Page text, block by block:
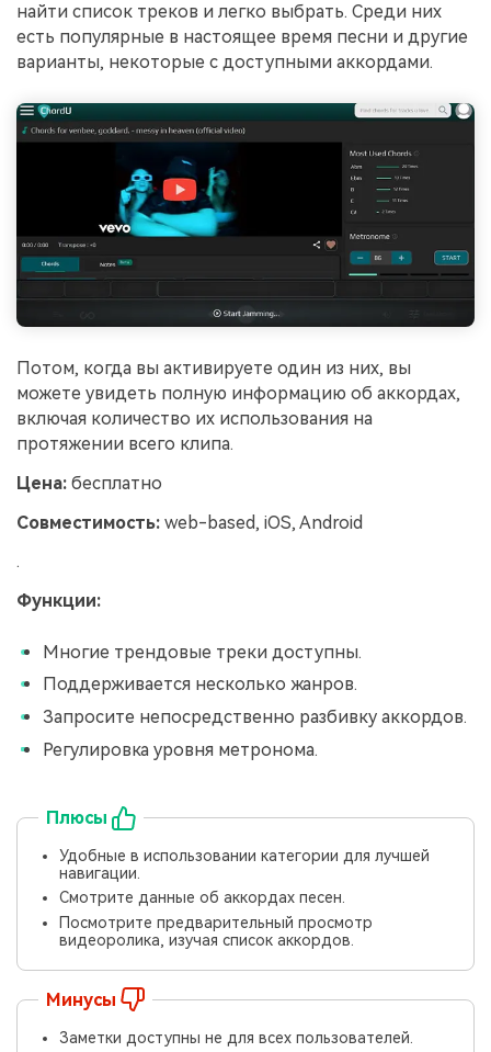
найти список треков и легко выбрать. Среди них
есть популярные в настоящее время песни и другие
варианты, некоторые с доступными аккордами.
Потом, когда вы активируете один из них, вы
можете увидеть полную информацию об аккордах,
включая количество их использования на
протяжении всего клипа.
Цена: бесплатно
Совместимость: web-based, iOS, Android
.
Функции:
Многие трендовые треки доступны.
Поддерживается несколько жанров.
Запросите непосредственно разбивку аккордов.
Регулировка уровня метронома.
Плюсы
Удобные в использовании категории для лучшей
навигации.
Смотрите данные об аккордах песен.
Посмотрите предварительный просмотр
видеоролика, изучая список аккордов.
Минусы
Заметки доступны не для всех пользователей.